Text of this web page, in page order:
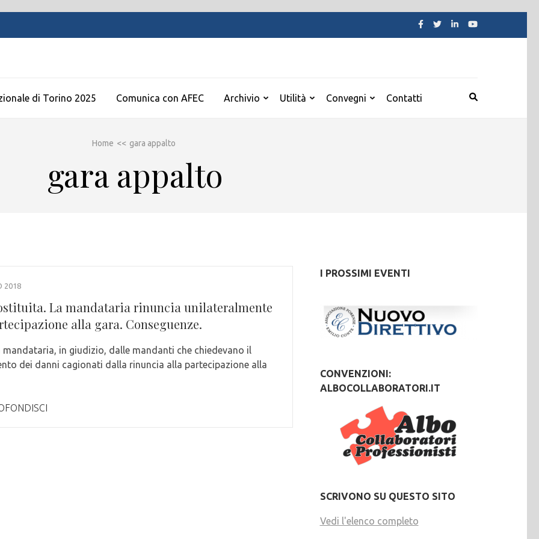
di Torino 2025 Comunica con AFEC Archivio Utilità Convegni Contatti
Home << gara appalto
gara appalto
2018
La mandataria rinuncia unilateralmente
alla gara. Conseguenze.
mandataria, in giudizio, dalle mandanti che chiedevano il
dei danni cagionati dalla rinuncia alla partecipazione alla
I PROSSIMI EVENTI
CONVENZIONI:
ALBOCOLLABORATORI.IT
SCRIVONO SU QUESTO SITO
Vedi l'elenco completo